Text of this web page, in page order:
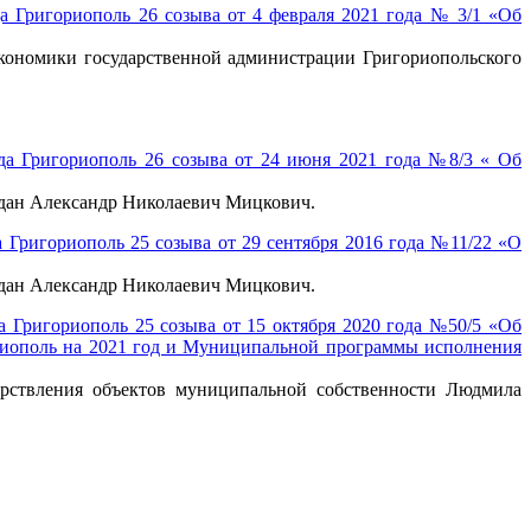
Григориополь 26 созыва от 4 февраля 2021 года № 3/1 «Об
государственной администрации Григориопольского
Григориополь 26 созыва от 24 июня 2021 года №8/3 « Об
Александр Николаевич Мицкович.
25 созыва от 29 сентября 2016 года №11/22 «О
Александр Николаевич Мицкович.
Григориополь 25 созыва от 15 октября 2020 года №50/5 «Об
на 2021 год и Муниципальной программы исполнения
объектов муниципальной собственности Людмила